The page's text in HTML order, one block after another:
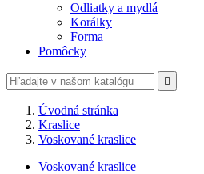
Odliatky a mydlá
Korálky
Forma
Pomôcky

Úvodná stránka
Kraslice
Voskované kraslice
Voskované kraslice